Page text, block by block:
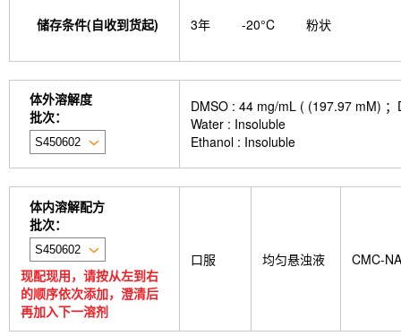
储存条件(自收到货起) 3年 -20°C 粉状
体外溶解度
批次：
DMSO : 44 mg/mL ( (197.97 mM)
Water : Insoluble
Ethanol : Insoluble
体内溶解配方
批次：
现配现用，请按从左到右
的顺序依次添加，澄清后
再加入下一溶剂
口服 均匀悬浊液 CMC-NA